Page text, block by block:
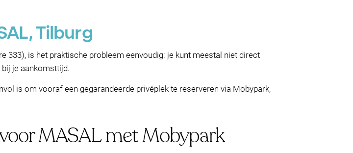
Tilburg
333), is het praktische probleem eenvoudig: je kunt meestal niet direct
je aankomsttijd.
is om vooraf een gegarandeerde privéplek te reserveren via Mobypark,
MASAL met Mobypark